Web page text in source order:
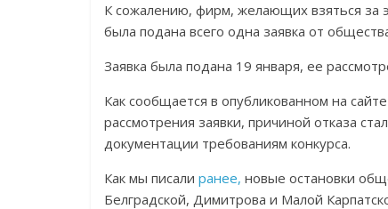
К сожалению, фирм, желающих взяться за
была подана всего одна заявка от
Заявка была подана 19 января, ее
Как сообщается в опубликованном на сайте
рассмотрения заявки, причиной отказа
документации требованиям конкурса.
Как мы писали ранее, новые остановки
Белградской, Димитрова и Малой